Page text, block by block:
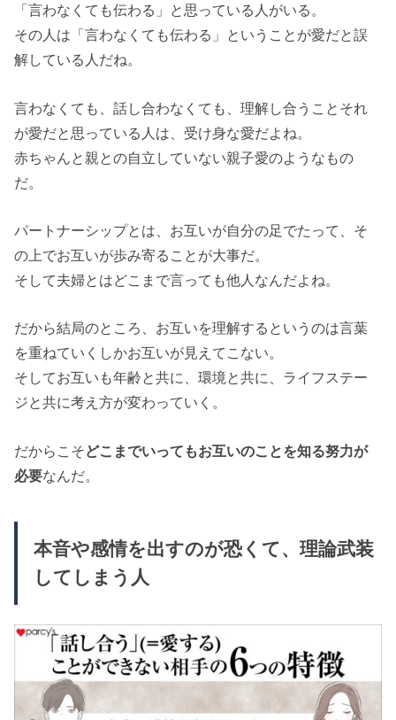
「言わなくても伝わる」と思っている人がいる。
その人は「言わなくても伝わる」ということが愛だと誤
解している人だね。
言わなくても、話し合わなくても、理解し合うことそれ
が愛だと思っている人は、受け身な愛だよね。
赤ちゃんと親との自立していない親子愛のようなもの
だ。
パートナーシップとは、お互いが自分の足でたって、そ
の上でお互いが歩み寄ることが大事だ。
そして夫婦とはどこまで言っても他人なんだよね。
だから結局のところ、お互いを理解するというのは言葉
を重ねていくしかお互いが見えてこない。
そしてお互いも年齢と共に、環境と共に、ライフステー
ジと共に考え方が変わっていく。
だからこそどこまでいってもお互いのことを知る努力が
必要なんだ。
本音や感情を出すのが恐くて、理論武装
してしまう人